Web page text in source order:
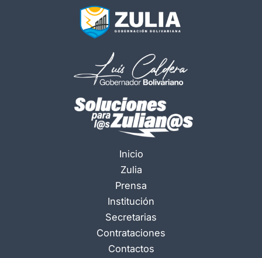
Inicio
Zulia
Prensa
Institución
Secretarias
Contrataciones
Contactos